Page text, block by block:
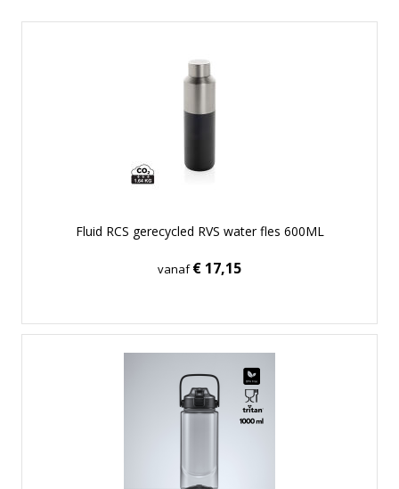
Fluid RCS gerecycled RVS water fles 600ML
vanaf€ 17,15